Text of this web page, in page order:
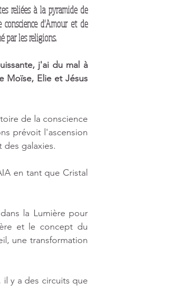
reliées à la pyramide de
conscience d'Amour et de
par les religions.
j'ai du mal à
Moïse, Elie et Jésus
de la conscience
prévoit l'ascension
galaxies.
en tant que Cristal
la Lumière pour
une transformation
il y a des circuits que